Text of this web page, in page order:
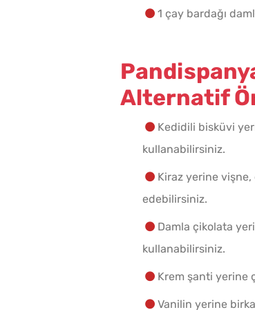
1 çay bardağı
Alternatif
Kedidili bisküvi
kullanabilirsiniz.
Kiraz yerine
edebilirsiniz.
Damla çikolata
kullanabilirsiniz.
Krem şanti yerine
Vanilin yerine